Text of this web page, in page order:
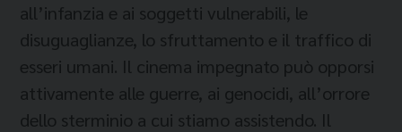
all’infanzia e ai soggetti vulnerabili, le
disuguaglianze, lo sfruttamento e il traffico di
esseri umani. Il cinema impegnato può opporsi
attivamente alle guerre, ai genocidi, all’orrore
dello sterminio a cui stiamo assistendo. Il